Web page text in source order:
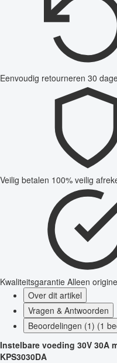
Eenvoudig retourneren 30
Veilig betalen 100% veilig
Kwaliteitsgarantie Alleen
Over dit artikel
Vragen & Antwoorden
Beoordelingen (1) (1
Instelbare voeding 30V 30A
KPS3030DA